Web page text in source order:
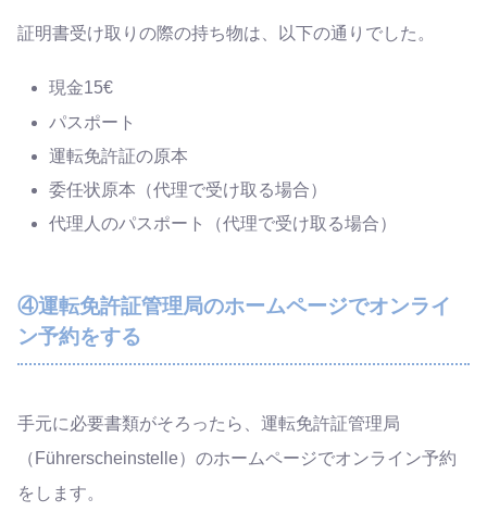
証明書受け取りの際の持ち物は、以下の通りでした。
現金15€
パスポート
運転免許証の原本
委任状原本（代理で受け取る場合）
代理人のパスポート（代理で受け取る場合）
④運転免許証管理局のホームページでオンライ
ン予約をする
手元に必要書類がそろったら、運転免許証管理局
（Führerscheinstelle）のホームページでオンライン予約
をします。